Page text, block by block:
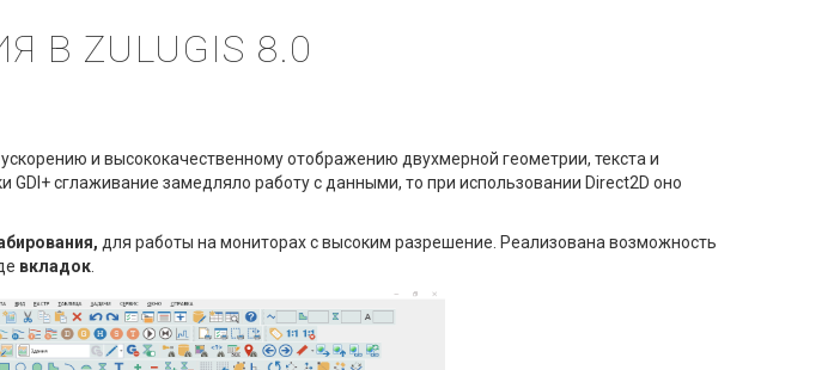
ZULUGIS 8.0
ускорению и высококачественному отображению двухмерной геометрии, текста и
GDI+ сглаживание замедляло работу с данными, то при использовании Direct2D оно
для работы на мониторах с высоким разрешение. Реализована возможность
вкладок